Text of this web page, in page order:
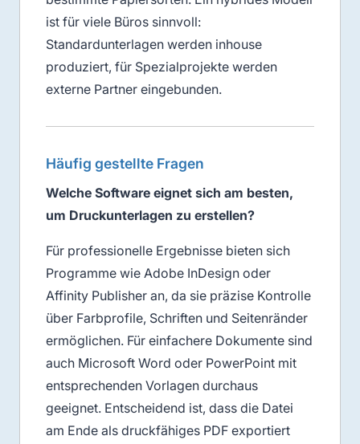
ist für viele Büros sinnvoll:
Standardunterlagen werden inhouse
produziert, für Spezialprojekte werden
externe Partner eingebunden.
Häufig gestellte Fragen
Welche Software eignet sich am besten,
um Druckunterlagen zu erstellen?
Für professionelle Ergebnisse bieten sich
Programme wie Adobe InDesign oder
Affinity Publisher an, da sie präzise Kontrolle
über Farbprofile, Schriften und Seitenränder
ermöglichen. Für einfachere Dokumente sind
auch Microsoft Word oder PowerPoint mit
entsprechenden Vorlagen durchaus
geeignet. Entscheidend ist, dass die Datei
am Ende als druckfähiges PDF exportiert